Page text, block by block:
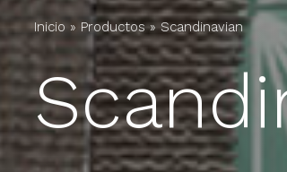
Inicio » Productos»Scandinavian